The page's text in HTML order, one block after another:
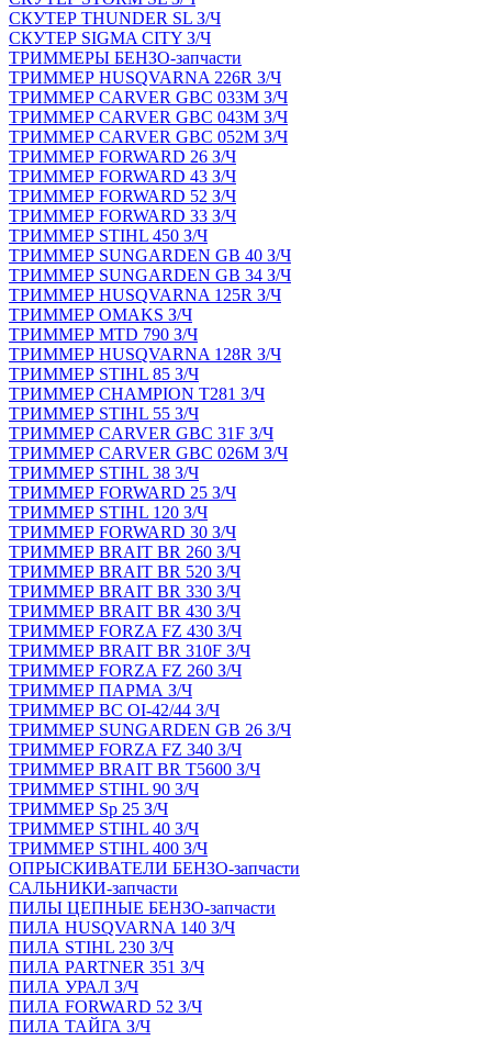
СКУТЕР THUNDER SL З/Ч
СКУТЕР SIGMA CITY З/Ч
ТРИММЕРЫ БЕНЗО-запчасти
ТРИММЕР HUSQVARNA 226R З/Ч
ТРИММЕР CARVER GBC 033M З/Ч
ТРИММЕР CARVER GBC 043M З/Ч
ТРИММЕР CARVER GBC 052M З/Ч
ТРИММЕР FORWARD 26 З/Ч
ТРИММЕР FORWARD 43 З/Ч
ТРИММЕР FORWARD 52 З/Ч
ТРИММЕР FORWARD 33 З/Ч
ТРИММЕР STIHL 450 З/Ч
ТРИММЕР SUNGARDEN GB 40 З/Ч
ТРИММЕР SUNGARDEN GB 34 З/Ч
ТРИММЕР HUSQVARNA 125R З/Ч
ТРИММЕР OMAKS З/Ч
ТРИММЕР MTD 790 З/Ч
ТРИММЕР HUSQVARNA 128R З/Ч
ТРИММЕР STIHL 85 З/Ч
ТРИММЕР CHAMPION T281 З/Ч
ТРИММЕР STIHL 55 З/Ч
ТРИММЕР CARVER GBC 31F З/Ч
ТРИММЕР CARVER GBC 026M З/Ч
ТРИММЕР STIHL 38 З/Ч
ТРИММЕР FORWARD 25 З/Ч
ТРИММЕР STIHL 120 З/Ч
ТРИММЕР FORWARD 30 З/Ч
ТРИММЕР BRAIT BR 260 З/Ч
ТРИММЕР BRAIT BR 520 З/Ч
ТРИММЕР BRAIT BR 330 З/Ч
ТРИММЕР BRAIT BR 430 З/Ч
ТРИММЕР FORZA FZ 430 З/Ч
ТРИММЕР BRAIT BR 310F З/Ч
ТРИММЕР FORZA FZ 260 З/Ч
ТРИММЕР ПАРМА З/Ч
ТРИММЕР BC OI-42/44 З/Ч
ТРИММЕР SUNGARDEN GB 26 З/Ч
ТРИММЕР FORZA FZ 340 З/Ч
ТРИММЕР BRAIT BR Т5600 З/Ч
ТРИММЕР STIHL 90 З/Ч
ТРИММЕР Sp 25 З/Ч
ТРИММЕР STIHL 40 З/Ч
ТРИММЕР STIHL 400 З/Ч
ОПРЫСКИВАТЕЛИ БЕНЗО-запчасти
САЛЬНИКИ-запчасти
ПИЛЫ ЦЕПНЫЕ БЕНЗО-запчасти
ПИЛА HUSQVARNA 140 З/Ч
ПИЛА STIHL 230 З/Ч
ПИЛА PARTNER 351 З/Ч
ПИЛА УРАЛ З/Ч
ПИЛА FORWARD 52 З/Ч
ПИЛА ТАЙГА З/Ч